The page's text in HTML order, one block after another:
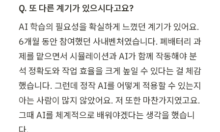
Q. 또 다른 계기가 있으시다고요?
AI 학습의 필요성을 확실하게 느꼈던 계기가 있어요.
6개월 동안 참여했던 사내벤처였습니다. 폐배터리 과
제를 맡으면서 시뮬레이션과 AI가 함께 작동해야 분
석 정확도와 작업 효율을 크게 높일 수 있다는 걸 체감
했습니다. 그런데 정작 AI를 어떻게 적용할 수 있는지
아는 사람이 많지 않았어요. 저 또한 마찬가지였고요.
그때 AI를 체계적으로 배워야겠다는 생각을 했습니